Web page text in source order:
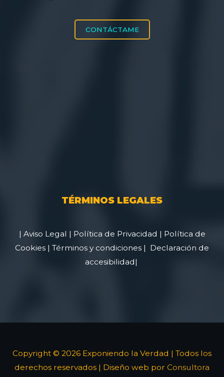
CONTÁCTAME
TÉRMINOS LEGALES
| Aviso Legal | Política de Privacidad | Política de
Cookies | Términos y condiciones | Declaración de
accesibilidad|
Copyright © 2026 Exponiendo la Verdad | Todos los
derechos reservados | Diseño web por Consultora